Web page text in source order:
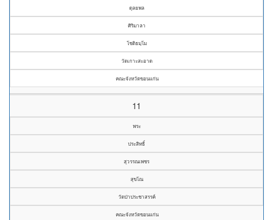
ดุลยพล
ศิริมาลา
โชติธมฺโม
วัดเกาะสะอาด
คณะจังหวัดขอนแก่น
11
พระ
ประสิทธิ์
สุวรรณเพชร
สุขโณ
วัดป่าประชาสรรค์
คณะจังหวัดขอนแก่น